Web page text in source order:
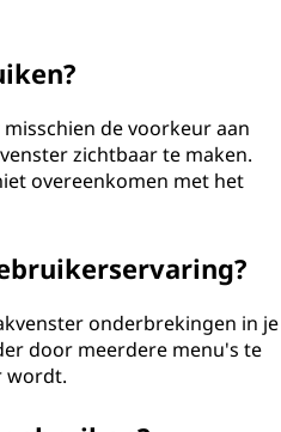
de voorkeur aan
zichtbaar te maken.
overeenkomen met het
onderbrekingen in je
door meerdere menu's te
wordt.